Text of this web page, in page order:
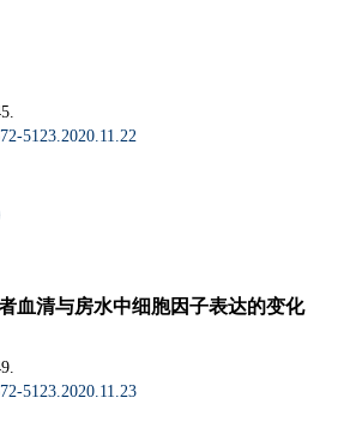
5123.2020.11.22
血清与房水中细胞因子表达的变化
5123.2020.11.23